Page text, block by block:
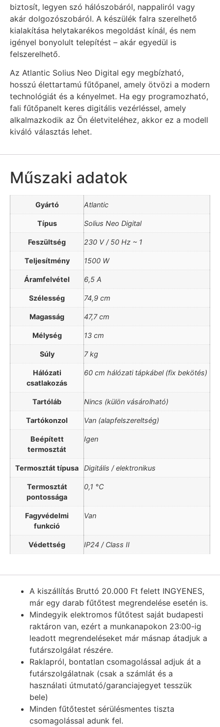
biztosít, legyen szó hálószobáról, nappaliról vagy
akár dolgozószobáról. A készülék falra szerelhető
kialakítása helytakarékos megoldást kínál, és nem
igényel bonyolult telepítést – akár egyedül is
felszerelhető.
Az Atlantic Solius Neo Digital egy megbízható,
hosszú élettartamú fűtőpanel, amely ötvözi a modern
technológiát és a kényelmet. Ha egy programozható,
fali fűtőpanelt keres digitális vezérléssel, amely
alkalmazkodik az Ön életviteléhez, akkor ez a modell
kiváló választás lehet.
Műszaki adatok
Gyártó Atlantic
Típus Solius Neo Digital
Feszültség 230 V / 50 Hz ~ 1
Teljesítmény 1500 W
Áramfelvétel 6,5 A
Szélesség 74,9 cm
Magasság 47,7 cm
Mélység 13 cm
Súly 7 kg
Hálózati
csatlakozás
60 cm hálózati tápkábel (fix bekötés)
Tartóláb Nincs (külön vásárolható)
Tartókonzol Van (alapfelszereltség)
Beépített
termosztát
Igen
Termosztát típusa Digitális / elektronikus
Termosztát
pontossága
0,1 °C
Fagyvédelmi
funkció
Van
Védettség IP24 / Class II
A kiszállítás Bruttó 20.000 Ft felett INGYENES,
már egy darab fűtőtest megrendelése esetén is.
Mindegyik elektromos fűtőtest saját budapesti
raktáron van, ezért a munkanapokon 23:00-ig
leadott megrendeléseket már másnap átadjuk a
futárszolgálat részére.
Raklapról, bontatlan csomagolással adjuk át a
futárszolgálatnak (csak a számlát és a
használati útmutató/garanciajegyet tesszük
bele)
Minden fűtőtestet sérülésmentes tiszta
csomagolással adunk fel.